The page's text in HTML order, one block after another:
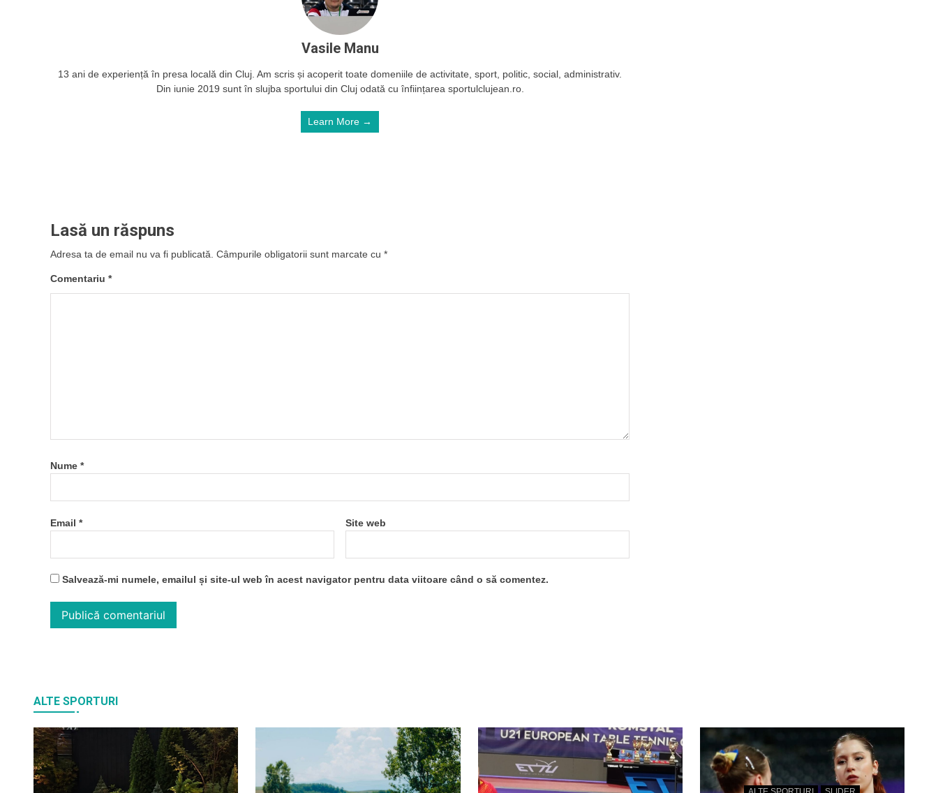
Vasile Manu
13 ani de experiență în presa locală din Cluj. Am scris și acoperit toate domeniile de activitate, sport, politic, social, administrativ.
Din iunie 2019 sunt în slujba sportului din Cluj odată cu înființarea sportulclujean.ro.
Learn More →
Lasă un răspuns
Adresa ta de email nu va fi publicată. Câmpurile obligatorii sunt marcate cu *
Comentariu *
Nume *
Email * Site web
Salvează-mi numele, emailul și site-ul web în acest navigator pentru data viitoare când o să comentez.
ALTE SPORTURI